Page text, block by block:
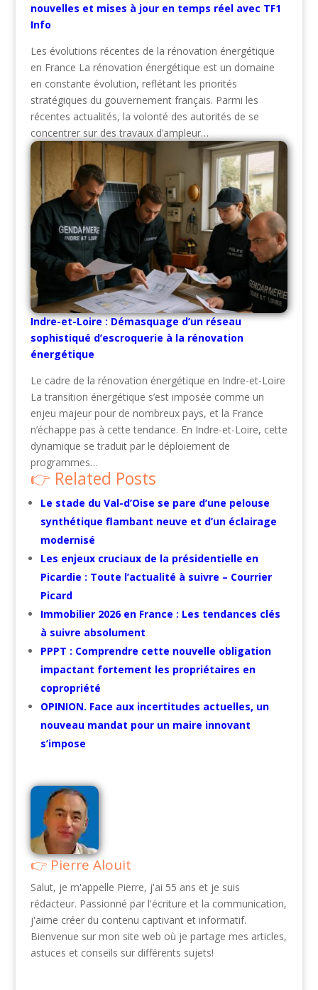
nouvelles et mises à jour en temps réel avec TF1
Info
Les évolutions récentes de la rénovation énergétique
en France La rénovation énergétique est un domaine
en constante évolution, reflétant les priorités
stratégiques du gouvernement français. Parmi les
récentes actualités, la volonté des autorités de se
concentrer sur des travaux d’ampleur…
Indre-et-Loire : Démasquage d’un réseau
sophistiqué d’escroquerie à la rénovation
énergétique
Le cadre de la rénovation énergétique en Indre-et-Loire
La transition énergétique s’est imposée comme un
enjeu majeur pour de nombreux pays, et la France
n’échappe pas à cette tendance. En Indre-et-Loire, cette
dynamique se traduit par le déploiement de
programmes…
Related Posts
Le stade du Val-d’Oise se pare d’une pelouse
synthétique flambant neuve et d’un éclairage
modernisé
Les enjeux cruciaux de la présidentielle en
Picardie : Toute l’actualité à suivre – Courrier
Picard
Immobilier 2026 en France : Les tendances clés
à suivre absolument
PPPT : Comprendre cette nouvelle obligation
impactant fortement les propriétaires en
copropriété
OPINION. Face aux incertitudes actuelles, un
nouveau mandat pour un maire innovant
s’impose
Pierre Alouit
Salut, je m'appelle Pierre, j'ai 55 ans et je suis
rédacteur. Passionné par l'écriture et la communication,
j'aime créer du contenu captivant et informatif.
Bienvenue sur mon site web où je partage mes articles,
astuces et conseils sur différents sujets!